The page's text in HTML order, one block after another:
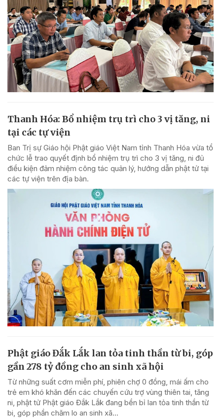
Thanh Hóa: Bổ nhiệm trụ trì cho 3 vị tăng, ni
tại các tự viện
Ban Trị sự Giáo hội Phật giáo Việt Nam tỉnh Thanh Hóa vừa tổ
chức lễ trao quyết định bổ nhiệm trụ trì cho 3 vị tăng, ni đủ
điều kiện đảm nhiệm công tác quản lý, hướng dẫn phật tử tại
các tự viện trên địa bàn.
Phật giáo Đắk Lắk lan tỏa tinh thần từ bi, góp
gần 278 tỷ đồng cho an sinh xã hội
Từ những suất cơm miễn phí, phiên chợ 0 đồng, mái ấm cho
trẻ em khó khăn đến các chuyến cứu trợ vùng thiên tai, tăng
ni, phật tử Phật giáo Đắk Lắk đang bền bỉ lan tỏa tinh thần từ
bi, góp phần chăm lo an sinh xã...